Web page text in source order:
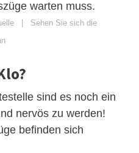
warten muss.
| Sehen Sie sich die
sind es noch ein
nervös zu werden!
befinden sich